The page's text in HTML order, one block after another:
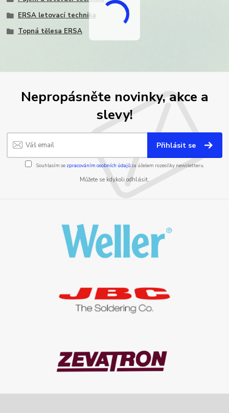
ERSA letovací technika
Topná tělesa ERSA
Nepropásněte novinky, akce a
slevy!
Přihlásit se
Souhlasím se zpracováním osobních údajůza účelem rozesílky newsletteru.
Můžete se kdykoli odhlásit.